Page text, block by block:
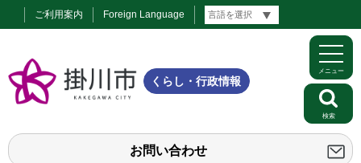
ご利用案内 Foreign Language
くらし・行政情報
お問い合わせ
メニュー
検索